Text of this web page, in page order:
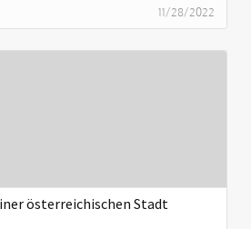
11/28/2022
österreichischen Stadt